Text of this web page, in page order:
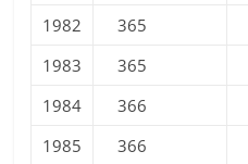
1982
365
1983
365
1984
366
1985
366